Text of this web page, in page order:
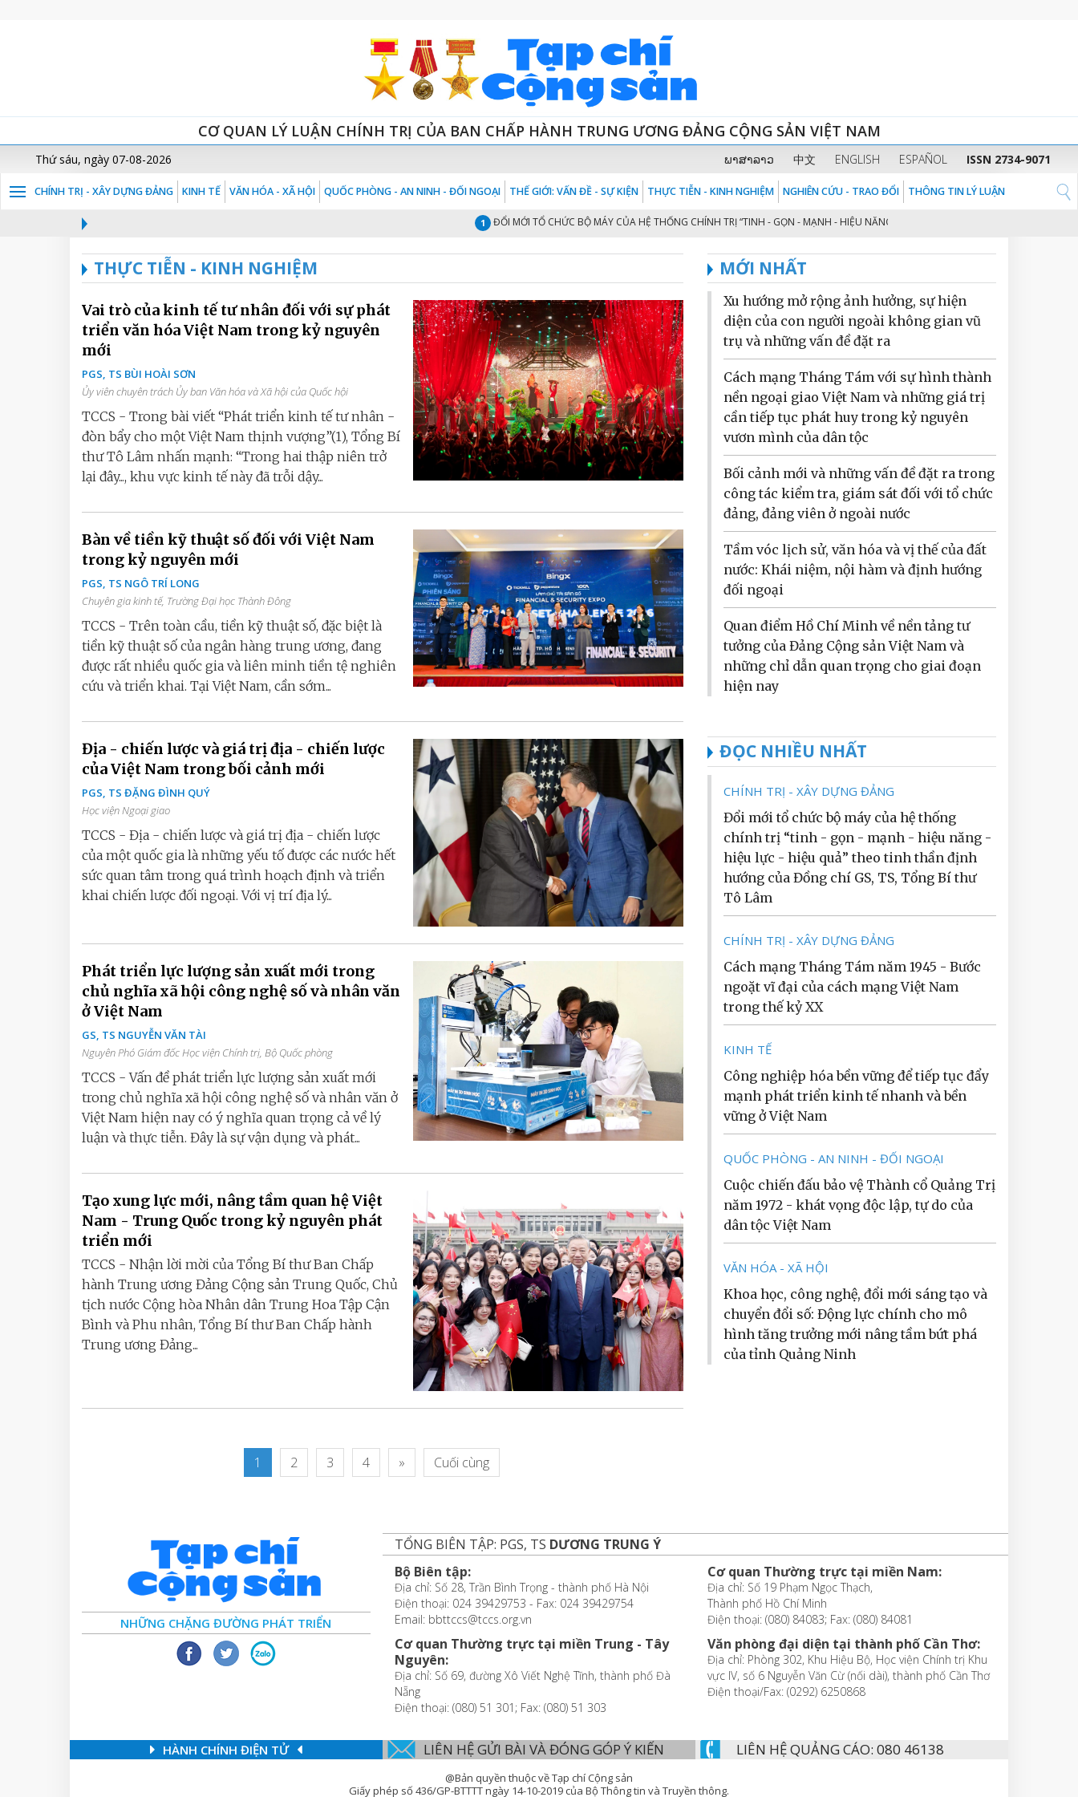
CƠ QUAN LÝ LUẬN CHÍNH TRỊ CỦA BAN CHẤP HÀNH TRUNG ƯƠNG ĐẢNG CỘNG SẢN VIỆT NAM
Thứ sáu, ngày 07-08-2026 ພາສາລາວ 中文 ENGLISH ESPAÑOL ISSN 2734-9071
CHÍNH TRỊ - XÂY DỰNG ĐẢNG KINH TẾ VĂN HÓA - XÃ HỘI QUỐC PHÒNG - AN NINH - ĐỐI NGOẠI THẾ GIỚI: VẤN ĐỀ - SỰ KIỆN THỰC TIỄN - KINH NGHIỆM NGHIÊN CỨU - TRAO ĐỔI THÔNG TIN LÝ LUẬN
ĐỔI MỚI TỔ CHỨC BỘ MÁY CỦA HỆ THỐNG CHÍNH TRỊ “TINH - GỌN - MẠNH - HIỆU NĂNG - HIỆU LỰC - HIỆU QUẢ” THEO TINH
THỰC TIỄN - KINH NGHIỆM
Vai trò của kinh tế tư nhân đối với sự phát
triển văn hóa Việt Nam trong kỷ nguyên
mới
PGS, TS BÙI HOÀI SƠN
Ủy viên chuyên trách Ủy ban Văn hóa và Xã hội của Quốc hội
TCCS - Trong bài viết “Phát triển kinh tế tư nhân -
đòn bẩy cho một Việt Nam thịnh vượng”(1), Tổng Bí
thư Tô Lâm nhấn mạnh: “Trong hai thập niên trở
lại đây..., khu vực kinh tế này đã trỗi dậy...
Bàn về tiền kỹ thuật số đối với Việt Nam
trong kỷ nguyên mới
PGS, TS NGÔ TRÍ LONG
Chuyên gia kinh tế, Trường Đại học Thành Đông
TCCS - Trên toàn cầu, tiền kỹ thuật số, đặc biệt là
tiền kỹ thuật số của ngân hàng trung ương, đang
được rất nhiều quốc gia và liên minh tiền tệ nghiên
cứu và triển khai. Tại Việt Nam, cần sớm...
Địa - chiến lược và giá trị địa - chiến lược
của Việt Nam trong bối cảnh mới
PGS, TS ĐẶNG ĐÌNH QUÝ
Học viện Ngoại giao
TCCS - Địa - chiến lược và giá trị địa - chiến lược
của một quốc gia là những yếu tố được các nước hết
sức quan tâm trong quá trình hoạch định và triển
khai chiến lược đối ngoại. Với vị trí địa lý...
Phát triển lực lượng sản xuất mới trong
chủ nghĩa xã hội công nghệ số và nhân văn
ở Việt Nam
GS, TS NGUYỄN VĂN TÀI
Nguyên Phó Giám đốc Học viện Chính trị, Bộ Quốc phòng
TCCS - Vấn đề phát triển lực lượng sản xuất mới
trong chủ nghĩa xã hội công nghệ số và nhân văn ở
Việt Nam hiện nay có ý nghĩa quan trọng cả về lý
luận và thực tiễn. Đây là sự vận dụng và phát...
Tạo xung lực mới, nâng tầm quan hệ Việt
Nam - Trung Quốc trong kỷ nguyên phát
triển mới
TCCS - Nhận lời mời của Tổng Bí thư Ban Chấp
hành Trung ương Đảng Cộng sản Trung Quốc, Chủ
tịch nước Cộng hòa Nhân dân Trung Hoa Tập Cận
Bình và Phu nhân, Tổng Bí thư Ban Chấp hành
Trung ương Đảng...
1 2 3 4 » Cuối cùng
MỚI NHẤT
Xu hướng mở rộng ảnh hưởng, sự hiện
diện của con người ngoài không gian vũ
trụ và những vấn đề đặt ra
Cách mạng Tháng Tám với sự hình thành
nền ngoại giao Việt Nam và những giá trị
cần tiếp tục phát huy trong kỷ nguyên
vươn mình của dân tộc
Bối cảnh mới và những vấn đề đặt ra trong
công tác kiểm tra, giám sát đối với tổ chức
đảng, đảng viên ở ngoài nước
Tầm vóc lịch sử, văn hóa và vị thế của đất
nước: Khái niệm, nội hàm và định hướng
đối ngoại
Quan điểm Hồ Chí Minh về nền tảng tư
tưởng của Đảng Cộng sản Việt Nam và
những chỉ dẫn quan trọng cho giai đoạn
hiện nay
ĐỌC NHIỀU NHẤT
CHÍNH TRỊ - XÂY DỰNG ĐẢNG
Đổi mới tổ chức bộ máy của hệ thống
chính trị “tinh - gọn - mạnh - hiệu năng -
hiệu lực - hiệu quả” theo tinh thần định
hướng của Đồng chí GS, TS, Tổng Bí thư
Tô Lâm
CHÍNH TRỊ - XÂY DỰNG ĐẢNG
Cách mạng Tháng Tám năm 1945 - Bước
ngoặt vĩ đại của cách mạng Việt Nam
trong thế kỷ XX
KINH TẾ
Công nghiệp hóa bền vững để tiếp tục đẩy
mạnh phát triển kinh tế nhanh và bền
vững ở Việt Nam
QUỐC PHÒNG - AN NINH - ĐỐI NGOẠI
Cuộc chiến đấu bảo vệ Thành cổ Quảng Trị
năm 1972 - khát vọng độc lập, tự do của
dân tộc Việt Nam
VĂN HÓA - XÃ HỘI
Khoa học, công nghệ, đổi mới sáng tạo và
chuyển đổi số: Động lực chính cho mô
hình tăng trưởng mới nâng tầm bứt phá
của tỉnh Quảng Ninh
NHỮNG CHẶNG ĐƯỜNG PHÁT TRIỂN
TỔNG BIÊN TẬP: PGS, TS DƯƠNG TRUNG Ý
Bộ Biên tập:
Địa chỉ: Số 28, Trần Bình Trọng - thành phố Hà Nội
Điện thoại: 024 39429753 - Fax: 024 39429754
Email: bbttccs@tccs.org.vn
Cơ quan Thường trực tại miền Trung - Tây
Nguyên:
Địa chỉ: Số 69, đường Xô Viết Nghệ Tĩnh, thành phố Đà
Nẵng
Điện thoại: (080) 51 301; Fax: (080) 51 303
Cơ quan Thường trực tại miền Nam:
Địa chỉ: Số 19 Phạm Ngọc Thạch,
Thành phố Hồ Chí Minh
Điện thoại: (080) 84083; Fax: (080) 84081
Văn phòng đại diện tại thành phố Cần Thơ:
Địa chỉ: Phòng 302, Khu Hiệu Bộ, Học viện Chính trị Khu
vực IV, số 6 Nguyễn Văn Cừ (nối dài), thành phố Cần Thơ
Điện thoại/Fax: (0292) 6250868
HÀNH CHÍNH ĐIỆN TỬ LIÊN HỆ GỬI BÀI VÀ ĐÓNG GÓP Ý KIẾN LIÊN HỆ QUẢNG CÁO: 080 46138
@Bản quyền thuộc về Tạp chí Cộng sản
Giấy phép số 436/GP-BTTTT ngày 14-10-2019 của Bộ Thông tin và Truyền thông.